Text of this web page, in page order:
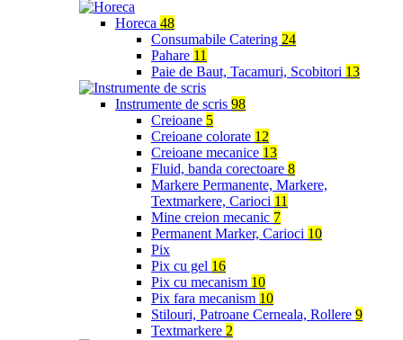
Horeca 48
Consumabile Catering 24
Pahare 11
Paie de Baut, Tacamuri, Scobitori 13
Instrumente de scris 98
Creioane 5
Creioane colorate 12
Creioane mecanice 13
Fluid, banda corectoare 8
Markere Permanente, Markere,
Textmarkere, Carioci 11
Mine creion mecanic 7
Permanent Marker, Carioci 10
Pix
Pix cu gel 16
Pix cu mecanism 10
Pix fara mecanism 10
Stilouri, Patroane Cerneala, Rollere 9
Textmarkere 2